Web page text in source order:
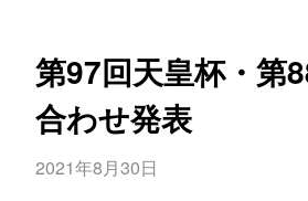
第97回天皇杯・第
合わせ発表
2021年8月30日